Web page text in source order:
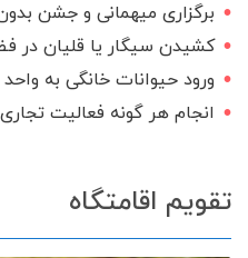
برگزاری میهمانی و جشن
کشیدن سیگار یا قلیان در
ورود حیوانات خانگی به
انجام هر گونه فعالیت
تقویم اقامتگاه